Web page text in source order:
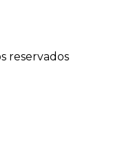
reservados